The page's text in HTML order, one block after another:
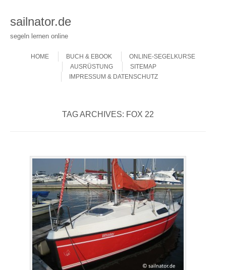
sailnator.de
segeln lernen online
MenuHOME
BUCH & EBOOK
ONLINE-SEGELKURSE
AUSRÜSTUNG
SITEMAP
IMPRESSUM & DATENSCHUTZ
TAG ARCHIVES: FOX 22